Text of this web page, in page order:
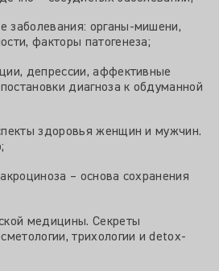
заболевания: органы-мишени,
факторы патогенеза;
депрессии, аффективные
диагноза к обдуманной
здоровья женщин и мужчин.
– основа сохранения
медицины. Секреты
трихологии и detox-